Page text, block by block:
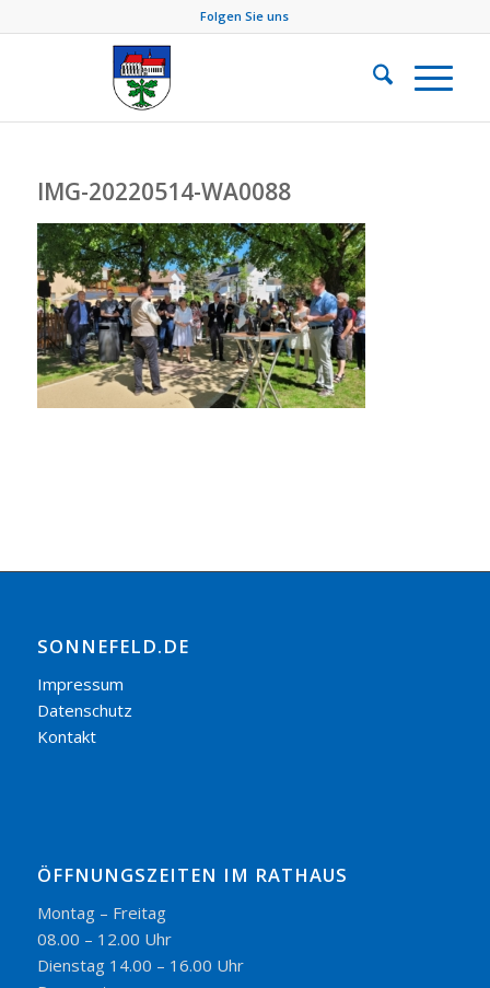
Folgen Sie uns
IMG-20220514-WA0088
SONNEFELD.DE
Impressum
Datenschutz
Kontakt
ÖFFNUNGSZEITEN IM RATHAUS
Montag – Freitag
08.00 – 12.00 Uhr
Dienstag 14.00 – 16.00 Uhr